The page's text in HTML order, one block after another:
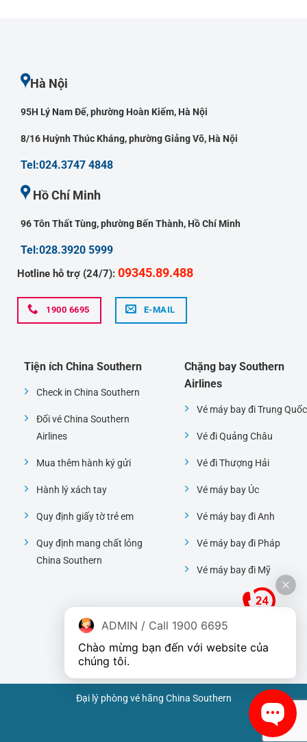
Hà Nội
95H Lý Nam Đế, phường Hoàn Kiếm, Hà Nội
8/16 Huỳnh Thúc Kháng, phường Giảng Võ, Hà Nội
Tel:024.3747 4848
Hồ Chí Minh
96 Tôn Thất Tùng, phường Bến Thành, Hồ Chí Minh
Tel:028.3920 5999
Hotline hỗ trợ (24/7): 09345.89.488
1900 6695 E-MAIL
Tiện ích China Southern
Check in China Southern
Đổi vé China Southern
Airlines
Mua thêm hành ký gửi
Hành lý xách tay
Quy định giấy tờ trẻ em
Quy định mang chất lỏng
China Southern
Chặng bay Southern
Airlines
Vé máy bay đi Trung Quốc
Vé đi Quảng Châu
Vé đi Thượng Hải
Vé máy bay Úc
Vé máy bay đi Anh
Vé máy bay đi Pháp
Vé máy bay đi Mỹ
Đại lý phòng vé hãng China Southern
ADMIN / Call 1900 6695
Chào mừng bạn đến với website của
chúng tôi.